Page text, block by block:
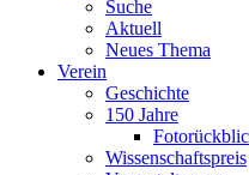
Suche
Aktuell
Neues Thema
Verein
Geschichte
150 Jahre
Wissenschaftspreis